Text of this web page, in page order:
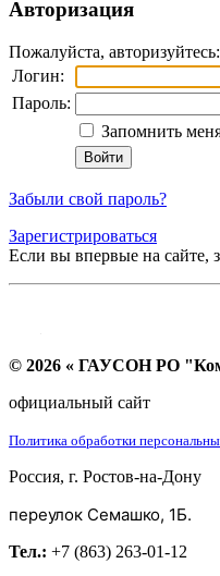
Авторизация
Пожалуйста, авторизуйтесь:
Логин:
Пароль:
Запомнить
Забыли свой пароль?
Зарегистрироваться
Если вы впервые на сайте,
© 2026 « ГАУСОН РО
официальный сайт
Политика обработки
Россия, г. Ростов-на-Дону
переулок Семашко, 1Б.
Тел.: +7 (863) 263-01-12